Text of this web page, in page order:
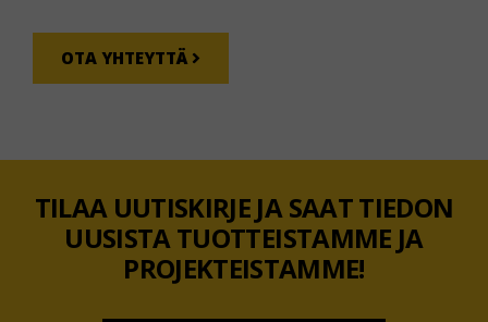
OTA YHTEYTTÄ
TILAA UUTISKIRJE JA SAAT TIEDON
UUSISTA TUOTTEISTAMME JA
PROJEKTEISTAMME!